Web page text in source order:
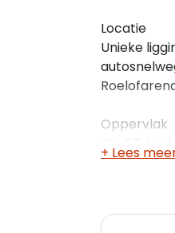
Locatie
Unieke
Oppervlak
+ Lees